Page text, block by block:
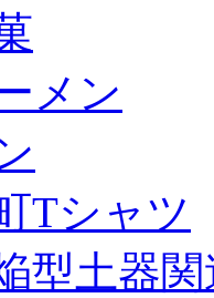
メン
Tシャツ
型土器